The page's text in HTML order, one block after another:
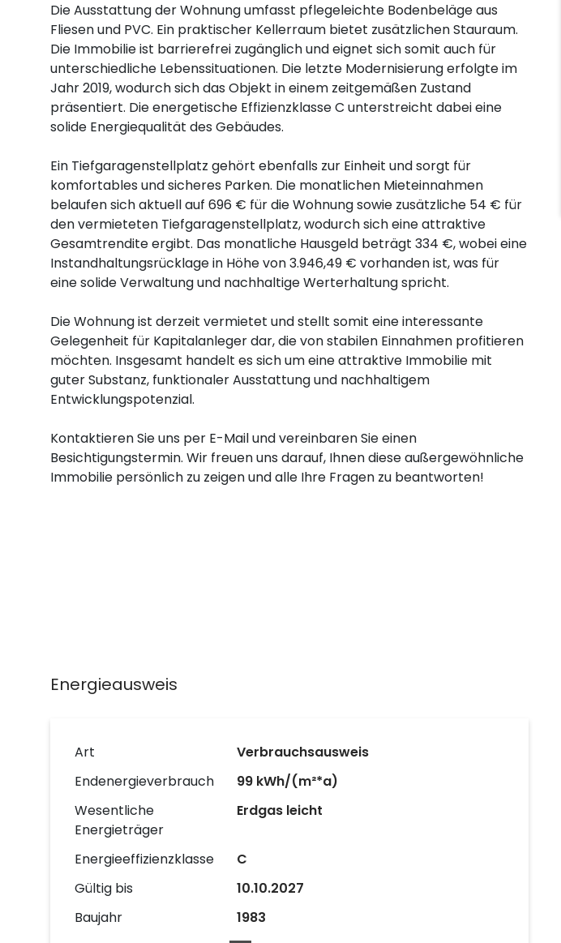
Die Ausstattung der Wohnung umfasst pflegeleichte Bodenbeläge aus
Fliesen und PVC. Ein praktischer Kellerraum bietet zusätzlichen Stauraum.
Die Immobilie ist barrierefrei zugänglich und eignet sich somit auch für
unterschiedliche Lebenssituationen. Die letzte Modernisierung erfolgte im
Jahr 2019, wodurch sich das Objekt in einem zeitgemäßen Zustand
präsentiert. Die energetische Effizienzklasse C unterstreicht dabei eine
solide Energiequalität des Gebäudes.
Ein Tiefgaragenstellplatz gehört ebenfalls zur Einheit und sorgt für
komfortables und sicheres Parken. Die monatlichen Mieteinnahmen
belaufen sich aktuell auf 696 € für die Wohnung sowie zusätzliche 54 € für
den vermieteten Tiefgaragenstellplatz, wodurch sich eine attraktive
Gesamtrendite ergibt. Das monatliche Hausgeld beträgt 334 €, wobei eine
Instandhaltungsrücklage in Höhe von 3.946,49 € vorhanden ist, was für
eine solide Verwaltung und nachhaltige Werterhaltung spricht.
Die Wohnung ist derzeit vermietet und stellt somit eine interessante
Gelegenheit für Kapitalanleger dar, die von stabilen Einnahmen profitieren
möchten. Insgesamt handelt es sich um eine attraktive Immobilie mit
guter Substanz, funktionaler Ausstattung und nachhaltigem
Entwicklungspotenzial.
Kontaktieren Sie uns per E-Mail und vereinbaren Sie einen
Besichtigungstermin. Wir freuen uns darauf, Ihnen diese außergewöhnliche
Immobilie persönlich zu zeigen und alle Ihre Fragen zu beantworten!
Energieausweis
Art
Verbrauchsausweis
Endenergieverbrauch
99 kWh/(m²*a)
Wesentliche
Energieträger
Erdgas leicht
Energieeffizienzklasse
C
Gültig bis
10.10.2027
Baujahr
1983